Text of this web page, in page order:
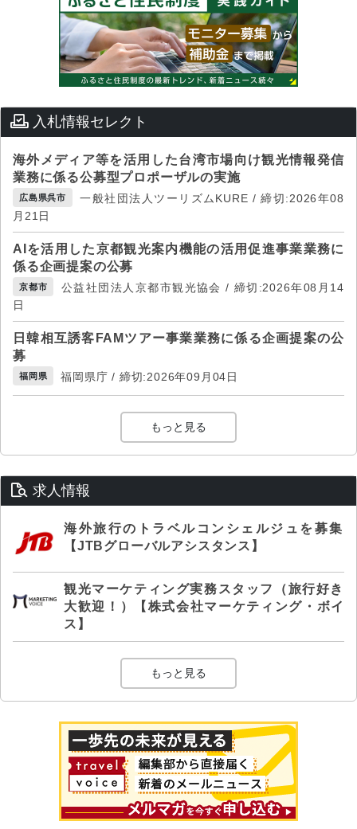
入札情報セレクト
海外メディア等を活用した台湾市場向け観光情報発信
業務に係る公募型プロポーザルの実施
広島県呉市
一般社団法人ツーリズムKURE / 締切:2026年08
月21日
AIを活用した京都観光案内機能の活用促進事業業務に
係る企画提案の公募
京都市
公益社団法人京都市観光協会 / 締切:2026年08月14
日
日韓相互誘客FAMツアー事業業務に係る企画提案の公
募
福岡県 福岡県庁 / 締切:2026年09月04日
もっと見る
求人情報
海外旅行のトラベルコンシェルジュを募集
【JTBグローバルアシスタンス】
観光マーケティング実務スタッフ（旅行好き
大歓迎！）【株式会社マーケティング・ボイ
ス】
もっと見る